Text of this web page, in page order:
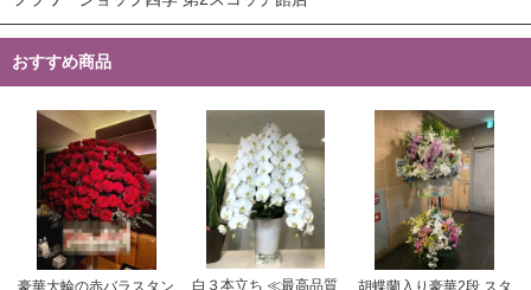
おすすめ商品
豪華大輪の赤バラスタン
白３本立ち ≪最高品質
胡蝶蘭入り豪華2段 スタ